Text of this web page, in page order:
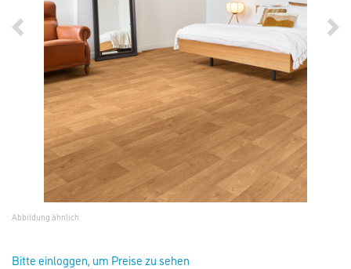
Abbildung ähnlich
Bitte einloggen, um Preise zu sehen